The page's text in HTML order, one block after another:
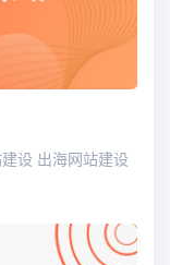
设 出海网站建设